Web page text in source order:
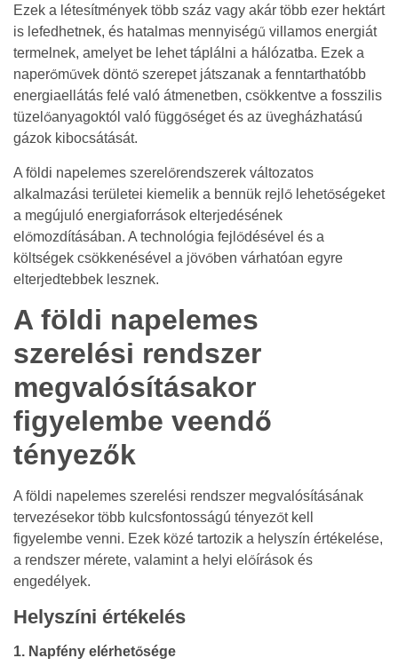
Ezek a létesítmények több száz vagy akár több ezer hektárt
is lefedhetnek, és hatalmas mennyiségű villamos energiát
termelnek, amelyet be lehet táplálni a hálózatba. Ezek a
naperőművek döntő szerepet játszanak a fenntarthatóbb
energiaellátás felé való átmenetben, csökkentve a fosszilis
tüzelőanyagoktól való függőséget és az üvegházhatású
gázok kibocsátását.
A földi napelemes szerelőrendszerek változatos
alkalmazási területei kiemelik a bennük rejlő lehetőségeket
a megújuló energiaforrások elterjedésének
előmozdításában. A technológia fejlődésével és a
költségek csökkenésével a jövőben várhatóan egyre
elterjedtebbek lesznek.
A földi napelemes
szerelési rendszer
megvalósításakor
figyelembe veendő
tényezők
A földi napelemes szerelési rendszer megvalósításának
tervezésekor több kulcsfontosságú tényezőt kell
figyelembe venni. Ezek közé tartozik a helyszín értékelése,
a rendszer mérete, valamint a helyi előírások és
engedélyek.
Helyszíni értékelés
1. Napfény elérhetősége